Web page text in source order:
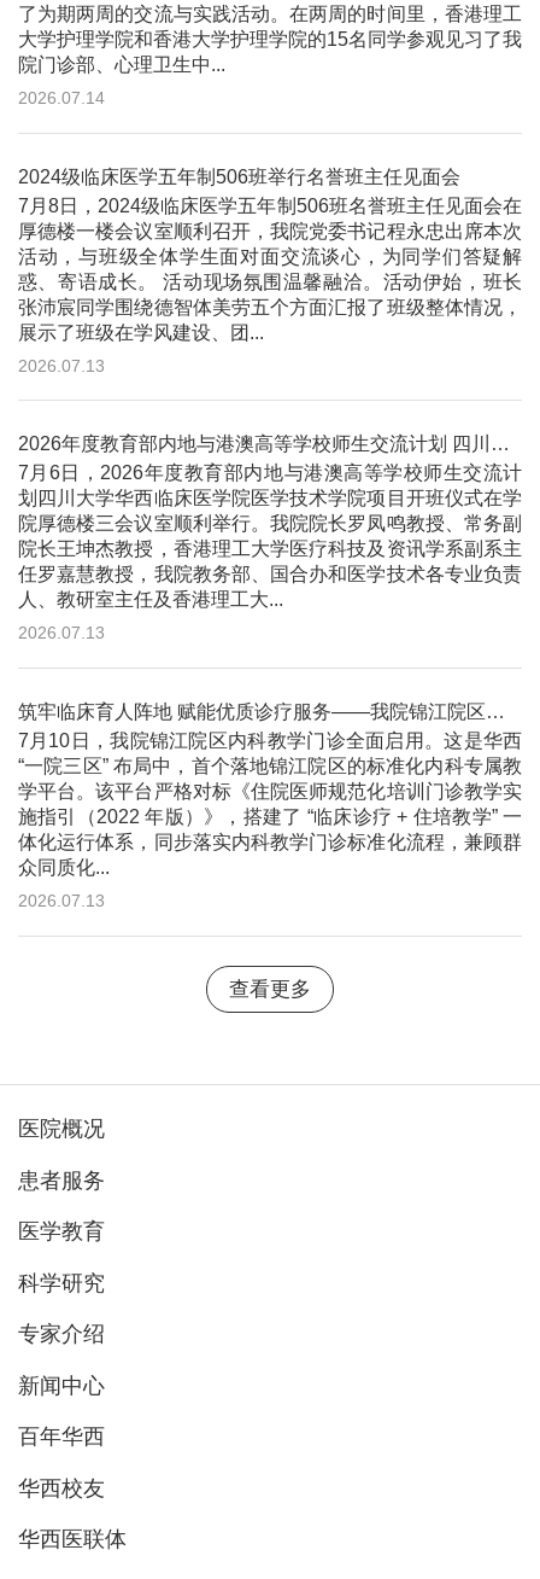
了为期两周的交流与实践活动。在两周的时间里，香港理工
大学护理学院和香港大学护理学院的15名同学参观见习了我
院门诊部、心理卫生中...
2026.07.14
2024级临床医学五年制506班举行名誉班主任见面会
7月8日，2024级临床医学五年制506班名誉班主任见面会在
厚德楼一楼会议室顺利召开，我院党委书记程永忠出席本次
活动，与班级全体学生面对面交流谈心，为同学们答疑解
惑、寄语成长。 活动现场氛围温馨融洽。活动伊始，班长
张沛宸同学围绕德智体美劳五个方面汇报了班级整体情况，
展示了班级在学风建设、团...
2026.07.13
2026年度教育部内地与港澳高等学校师生交流计划 四川大学华西临床医学院医学技术学院项目开班仪式顺利举行
7月6日，2026年度教育部内地与港澳高等学校师生交流计
划四川大学华西临床医学院医学技术学院项目开班仪式在学
院厚德楼三会议室顺利举行。我院院长罗凤鸣教授、常务副
院长王坤杰教授，香港理工大学医疗科技及资讯学系副系主
任罗嘉慧教授，我院教务部、国合办和医学技术各专业负责
人、教研室主任及香港理工大...
2026.07.13
筑牢临床育人阵地 赋能优质诊疗服务——我院锦江院区内科教学门诊正式开诊
7月10日，我院锦江院区内科教学门诊全面启用。这是华西
“一院三区” 布局中，首个落地锦江院区的标准化内科专属教
学平台。该平台严格对标《住院医师规范化培训门诊教学实
施指引（2022 年版）》，搭建了 “临床诊疗 + 住培教学” 一
体化运行体系，同步落实内科教学门诊标准化流程，兼顾群
众同质化...
2026.07.13
查看更多
医院概况
患者服务
医学教育
科学研究
专家介绍
新闻中心
百年华西
华西校友
华西医联体